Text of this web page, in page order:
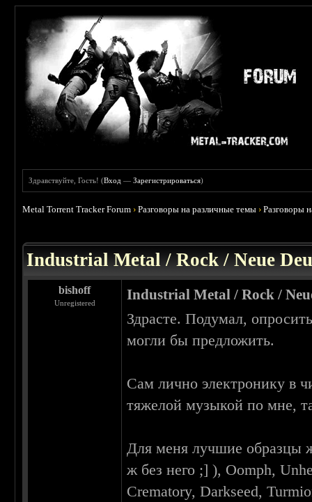
Здравствуйте, Гость! (Вход —Зарегистрироваться)
Metal Torrent Tracker Forum ›Разговоры на различные темы ›Разговоры
Industrial Metal / Rock / Neue
bishoff
Unregistered
Industrial Metal / Rock /
Здрасте. Подумал,
могли бы предложить.
Сам лично электронику в
тяжелой музыкой по мне,
Для меня лучшие образцы
ж без него ;] ), Oomph,
Crematory, Darkseed,